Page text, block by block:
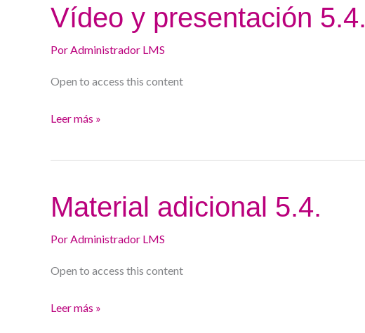
Vídeo y presentación 5.4.
PorAdministrador LMS
Open to access this content
Vídeo
presentación
Leer más »
Material adicional 5.4.
PorAdministrador LMS
Open to access this content
Material
adicional
5.4.
Leer más »